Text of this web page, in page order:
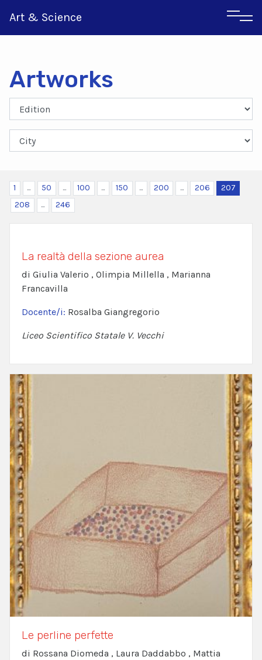
Art & Science
Greek
Artworks
1 ... 50 ... 100 ... 150 ... 200 ... 206
207
208
... 246
La realtà della sezione aurea
di Giulia Valerio , Olimpia Millella , Marianna
Francavilla
Docente/i: Rosalba Giangregorio
Liceo Scientifico Statale V. Vecchi
Le perline perfette
di Rossana Diomeda , Laura Daddabbo , Mattia